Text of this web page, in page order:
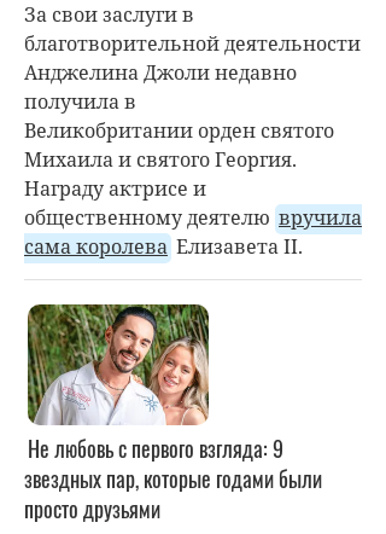
За свои заслуги в
благотворительной деятельности
Анджелина Джоли недавно
получила в
Великобритании орден святого
Михаила и святого Георгия.
Награду актрисе и
общественному деятелю вручила
сама королева Елизавета II.